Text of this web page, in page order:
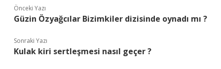
Önceki Yazı
Güzin Özyağcılar Bizimkiler dizisinde oynadı mı ?
Sonraki Yazı
Kulak kiri sertleşmesi nasıl geçer ?